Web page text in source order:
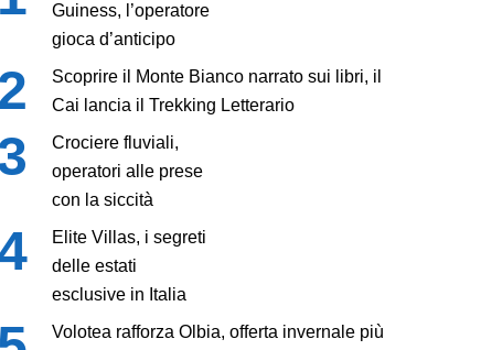
Guiness, l’operatore
gioca d’anticipo
Scoprire il Monte Bianco narrato sui libri, il
Cai lancia il Trekking Letterario
Crociere fluviali,
operatori alle prese
con la siccità
Elite Villas, i segreti
delle estati
esclusive in Italia
Volotea rafforza Olbia, offerta invernale più